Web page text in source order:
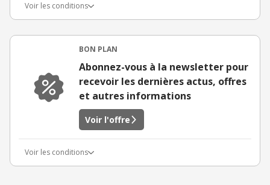
Voir les conditions
BON PLAN
Abonnez-vous à la newsletter pour
recevoir les dernières actus, offres
et autres informations
Voir l'offre
Voir les conditions